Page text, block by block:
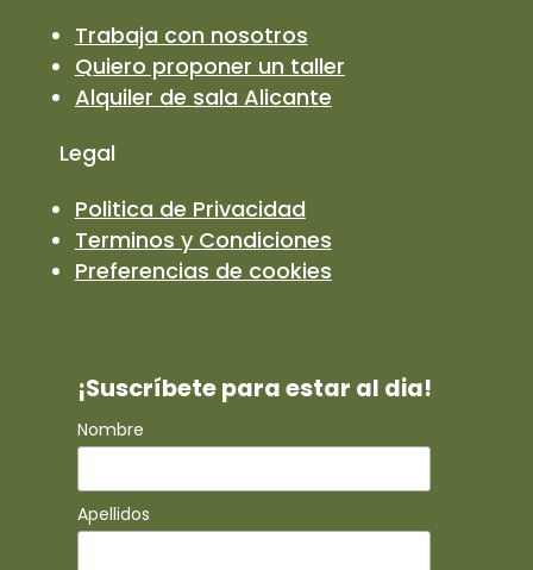
Trabaja con nosotros
Quiero proponer un taller
Alquiler de sala Alicante
Legal
Politica de Privacidad
Terminos y Condiciones
Preferencias de cookies
¡Suscríbete para estar al dia!
Nombre
Apellidos